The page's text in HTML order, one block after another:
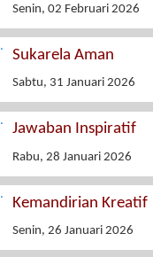
Senin, 02 Februari 2026
Sukarela Aman
Sabtu, 31 Januari 2026
Jawaban Inspiratif
Rabu, 28 Januari 2026
Kemandirian Kreatif
Senin, 26 Januari 2026